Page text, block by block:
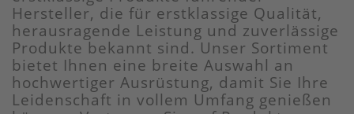
Hersteller, die für erstklassige Qualität,
herausragende Leistung und zuverlässige
Produkte bekannt sind. Unser Sortiment
bietet Ihnen eine breite Auswahl an
hochwertiger Ausrüstung, damit Sie Ihre
Leidenschaft in vollem Umfang genießen